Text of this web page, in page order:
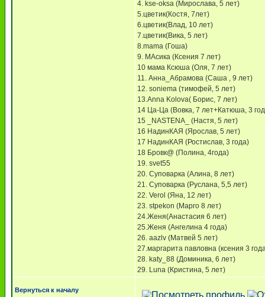
4. kse-oksa (Мирослава, 5 лет)
5.цветик(Костя, 7лет)
6.цветик(Влад, 10 лет)
7.цветик(Вика, 5 лет)
8.mama (Гоша)
9. МАсика (Ксения 7 лет)
10 мама Ксюша (Оля, 7 лет)
11. Анна_Абрамова (Саша , 9 лет)
12. soniema (тимофей, 5 лет)
13.Anna Kolova( Борис, 7 лет)
14 Ца-Ца (Вовка, 7 лет+Катюша, 3
15 _NASTENA_ (Настя, 5 лет)
16 НадинКАЯ (Ярослав, 5 лет)
17 НадинКАЯ (Ростислав, 3 года)
18 Бровк@ (Полина, 4года)
19. svet55
20. Суповарка (Алина, 8 лет)
21. Суповарка (Руслана, 5,5 лет)
22. Verol (Яна, 12 лет)
23. stpekon (Марго 8 лет)
24.Женя(Анастасия 6 лет)
25.Женя (Ангелина 4 года)
26. aazlv (Матвей 5 лет)
27.маргарита павловна (ксения 3
28. katy_88 (Доминика, 6 лет)
29. Luna (Кристина, 5 лет)
Вернуться к началу